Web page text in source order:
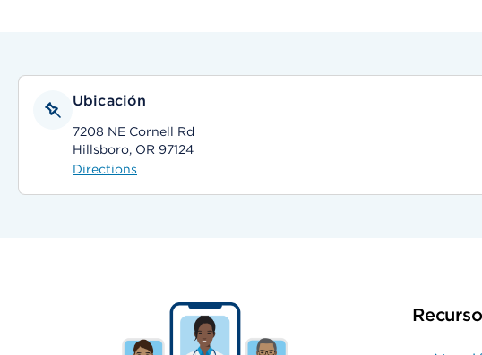
Ubicación
7208 NE Cornell Rd
Hillsboro, OR 97124
Directions